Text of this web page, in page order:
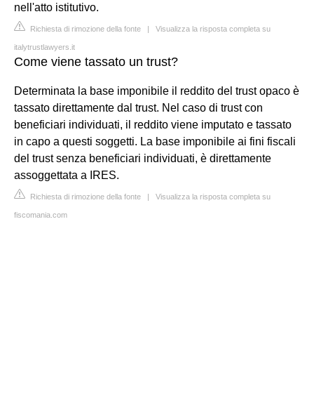
nell'atto istitutivo.
Richiesta di rimozione della fonte | Visualizza la risposta completa su
italytrustlawyers.it
Come viene tassato un trust?
Determinata la base imponibile il reddito del trust opaco è
tassato direttamente dal trust. Nel caso di trust con
beneficiari individuati, il reddito viene imputato e tassato
in capo a questi soggetti. La base imponibile ai fini fiscali
del trust senza beneficiari individuati, è direttamente
assoggettata a IRES.
Richiesta di rimozione della fonte | Visualizza la risposta completa su
fiscomania.com